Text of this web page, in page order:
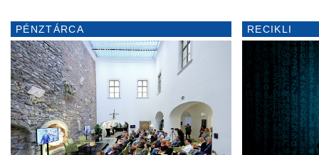
PÉNZTÁRCA RECIKLI